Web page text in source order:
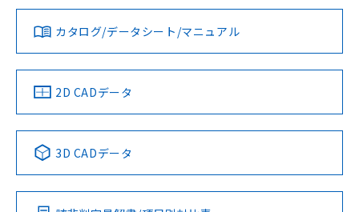
ダウンロードデータをご利用いただく前に、以下を必ずお読
みください。
ソフトウェアの使用条件
対応済み
中国 RoHS 注意事項・凡例
Pb Hg Cd Cr(VI)
カタログ/データシート/マニュアル
2D CADデータ
3D CADデータ